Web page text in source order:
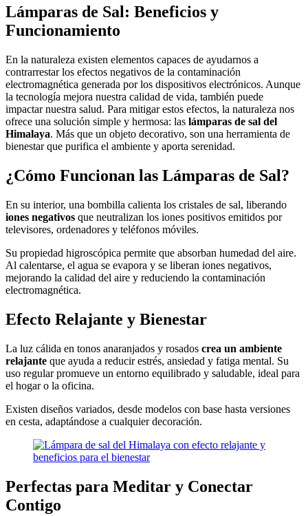
Lámparas de Sal: Beneficios y
Funcionamiento
En la naturaleza existen elementos capaces de ayudarnos a
contrarrestar los efectos negativos de la contaminación
electromagnética generada por los dispositivos electrónicos. Aunque
la tecnología mejora nuestra calidad de vida, también puede
impactar nuestra salud. Para mitigar estos efectos, la naturaleza nos
ofrece una solución simple y hermosa: las lámparas de sal del
Himalaya. Más que un objeto decorativo, son una herramienta de
bienestar que purifica el ambiente y aporta serenidad.
¿Cómo Funcionan las Lámparas de Sal?
En su interior, una bombilla calienta los cristales de sal, liberando
iones negativos que neutralizan los iones positivos emitidos por
televisores, ordenadores y teléfonos móviles.
Su propiedad higroscópica permite que absorban humedad del aire.
Al calentarse, el agua se evapora y se liberan iones negativos,
mejorando la calidad del aire y reduciendo la contaminación
electromagnética.
Efecto Relajante y Bienestar
La luz cálida en tonos anaranjados y rosados crea un ambiente
relajante que ayuda a reducir estrés, ansiedad y fatiga mental. Su
uso regular promueve un entorno equilibrado y saludable, ideal para
el hogar o la oficina.
Existen diseños variados, desde modelos con base hasta versiones
en cesta, adaptándose a cualquier decoración.
Perfectas para Meditar y Conectar
Contigo